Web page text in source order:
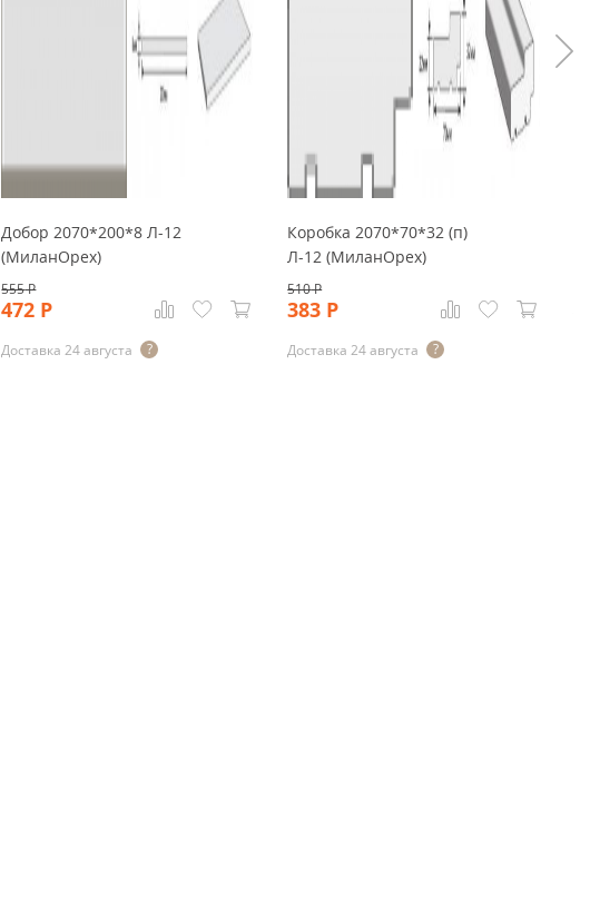
Добор 2070*200*8 Л-12
(МиланОрех)
555Р
472 Р
Доставка 24 августа
Коробка 2070*70*32 (п)
Л-12 (МиланОрех)
510Р
383 Р
Доставка 24 августа